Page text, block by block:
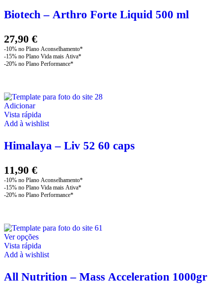
Biotech – Arthro Forte Liquid 500 ml
27,90 €
Adicionar
Vista rápida
Add à wishlist
Himalaya – Liv 52 60 caps
11,90 €
Ver opçõesThis
product
has
variants.
The
Vista rápida
Add à wishlist
All Nutrition – Mass Acceleration 1000gr